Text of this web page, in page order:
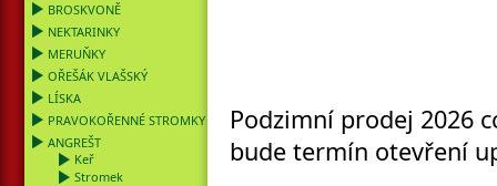
BROSKVONĚ
NEKTARINKY
MERUŇKY
OŘEŠÁK VLAŠSKÝ
LÍSKA
PRAVOKOŘENNÉ STROMKY
ANGREŠT
Keř
Stromek
Podzimní prodej 2026
bude termín